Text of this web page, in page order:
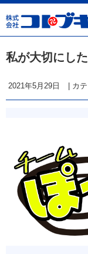
私が大切にし
2021年5月29日 カ